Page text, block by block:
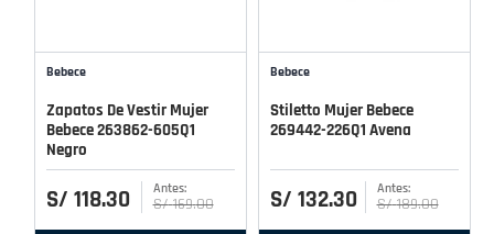
Bebece
Zapatos De Vestir Mujer
Bebece 263862-605Q1
Negro
S/ 118.30 S/ 169.00
Bebece
Stiletto Mujer Bebece
269442-226Q1 Avena
S/ 132.30 S/ 189.00